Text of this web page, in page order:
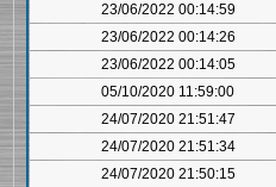
23/06/2022 00:14:59
23/06/2022 00:14:26
23/06/2022 00:14:05
05/10/2020 11:59:00
24/07/2020 21:51:47
24/07/2020 21:51:34
24/07/2020 21:50:15